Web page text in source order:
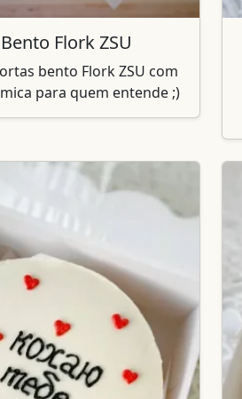
Flork ZSU
bento Flork ZSU com
para quem entende ;)